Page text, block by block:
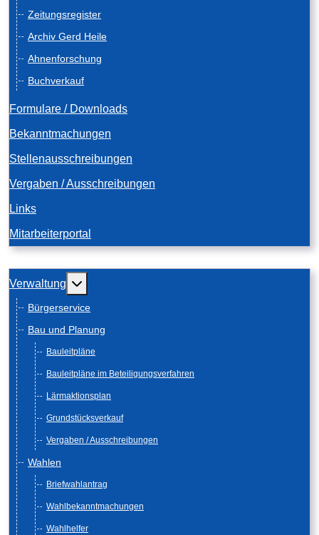
Zeitungsregister
Archiv Gerd Heile
Ahnenforschung
Buchverkauf
Formulare / Downloads
Bekanntmachungen
Stellenausschreibungen
Vergaben / Ausschreibungen
Links
Mitarbeiterportal
Verwaltung Weitere Informationen: Verwaltung
Bürgerservice
Bau und Planung
Bauleitpläne
Bauleitpläne im Beteiligungsverfahren
Lärmaktionsplan
Grundstücksverkauf
Vergaben / Ausschreibungen
Wahlen
Briefwahlantrag
Wahlbekanntmachungen
Wahlhelfer